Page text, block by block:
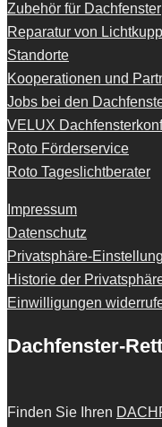
Zubehör für Dachfenster
Reparatur von
Standorte
Kooperationen und
Jobs bei den
VELUX
Roto Förderservice
Roto Tageslichtberater
Impressum
Datenschutz
Privatsphäre-
Historie der
Einwilligungen
Dachfenster-
Finden Sie Ihren